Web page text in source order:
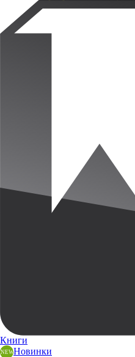
Книги
Новинки